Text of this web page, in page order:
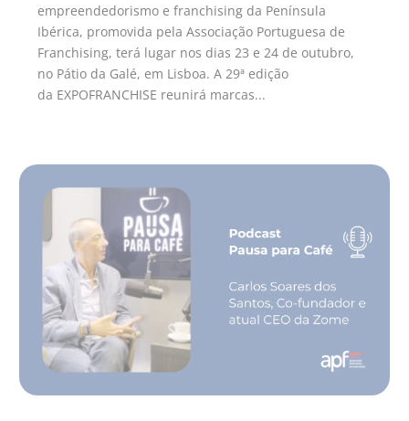
empreendedorismo e franchising da Península
Ibérica, promovida pela Associação Portuguesa de
Franchising, terá lugar nos dias 23 e 24 de outubro,
no Pátio da Galé, em Lisboa. A 29ª edição
da EXPOFRANCHISE reunirá marcas...